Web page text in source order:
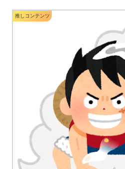
推しコンテンツ